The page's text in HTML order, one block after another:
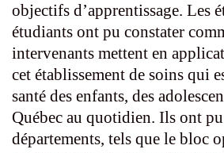
objectifs d’apprentissage. Les
étudiants ont pu constater
intervenants mettent en
cet établissement de soins qui
santé des enfants, des
Québec au quotidien. Ils ont
départements, tels que le bloc